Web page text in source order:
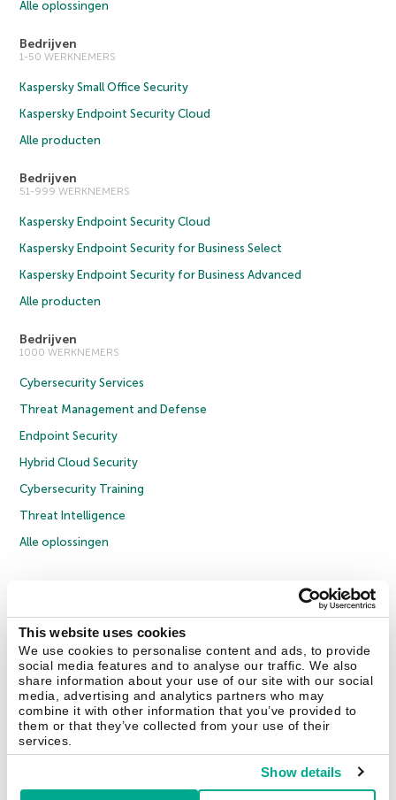
This website uses cookies
We use cookies to personalise content and ads, to provide
social media features and to analyse our traffic. We also
share information about your use of our site with our social
media, advertising and analytics partners who may
combine it with other information that you’ve provided to
them or that they’ve collected from your use of their
services.
Show details
Alle oplossingen
Bedrijven
1-50 WERKNEMERS
Kaspersky Small Office Security
Kaspersky Endpoint Security Cloud
Alle producten
Bedrijven
51-999 WERKNEMERS
Kaspersky Endpoint Security Cloud
Kaspersky Endpoint Security for Business Select
Kaspersky Endpoint Security for Business Advanced
Alle producten
Bedrijven
1000 WERKNEMERS
Cybersecurity Services
Threat Management and Defense
Endpoint Security
Hybrid Cloud Security
Cybersecurity Training
Threat Intelligence
Alle oplossingen
Privacybeleid
Licentieovereenkomst B2B
Cookies
Contact Us Over ons Partners Blog Resource Center
Persberichten
Vertrouwen in Kaspersky
Securelist Eugene Personal Blog